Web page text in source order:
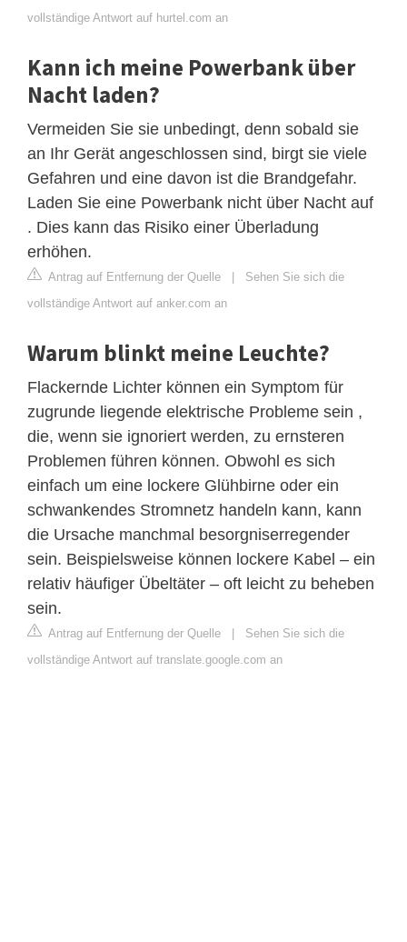
vollständige Antwort auf hurtel.com an
Kann ich meine Powerbank über
Nacht laden?
Vermeiden Sie sie unbedingt, denn sobald sie
an Ihr Gerät angeschlossen sind, birgt sie viele
Gefahren und eine davon ist die Brandgefahr.
Laden Sie eine Powerbank nicht über Nacht auf
. Dies kann das Risiko einer Überladung
erhöhen.
Antrag auf Entfernung der Quelle | Sehen Sie sich die
vollständige Antwort auf anker.com an
Warum blinkt meine Leuchte?
Flackernde Lichter können ein Symptom für
zugrunde liegende elektrische Probleme sein ,
die, wenn sie ignoriert werden, zu ernsteren
Problemen führen können. Obwohl es sich
einfach um eine lockere Glühbirne oder ein
schwankendes Stromnetz handeln kann, kann
die Ursache manchmal besorgniserregender
sein. Beispielsweise können lockere Kabel – ein
relativ häufiger Übeltäter – oft leicht zu beheben
sein.
Antrag auf Entfernung der Quelle | Sehen Sie sich die
vollständige Antwort auf translate.google.com an